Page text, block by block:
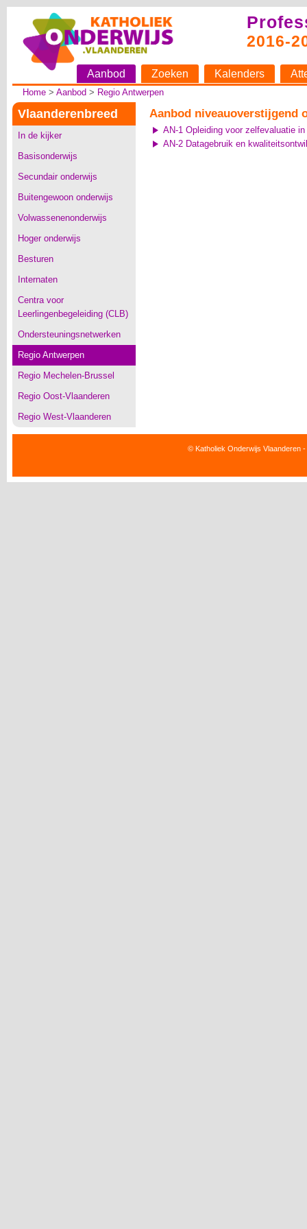
2016-
Aanbod Zoeken Kalenders
Home> Aanbod > Regio Antwerpen
Vlaanderenbreed
In de kijker
Basisonderwijs
Secundair onderwijs
Buitengewoon onderwijs
Volwassenenonderwijs
Hoger onderwijs
Besturen
Internaten
Centra voor
Leerlingenbegeleiding (CLB)
Ondersteuningsnetwerken
Regio Antwerpen
Regio Mechelen-Brussel
Regio Oost-Vlaanderen
Regio West-Vlaanderen
Aanbod niveauoverstijgend
AN-1 Opleiding voor zelfevaluatie
AN-2 Datagebruik en
© Katholiek Onderwijs Vlaanderen